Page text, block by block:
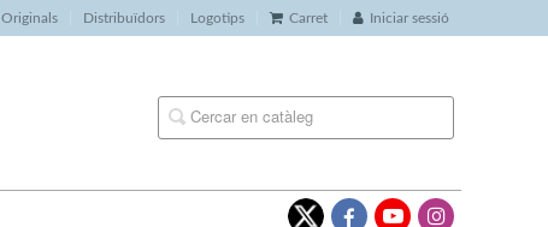
Originals Distribuïdors Logotips Carret Iniciar sessió